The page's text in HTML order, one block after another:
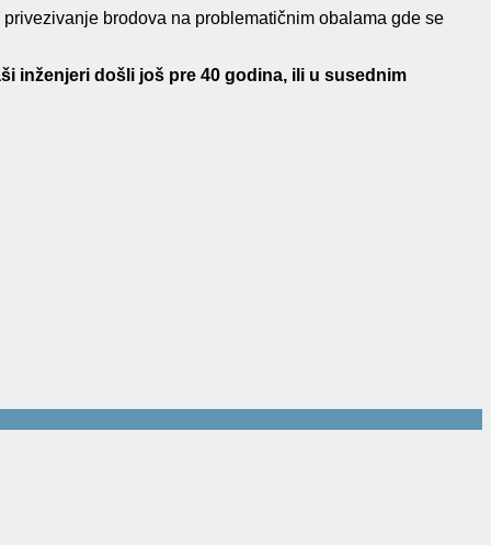
brodova na problematičnim obalama gde se
inženjeri došli još pre 40 godina, ili u susednim